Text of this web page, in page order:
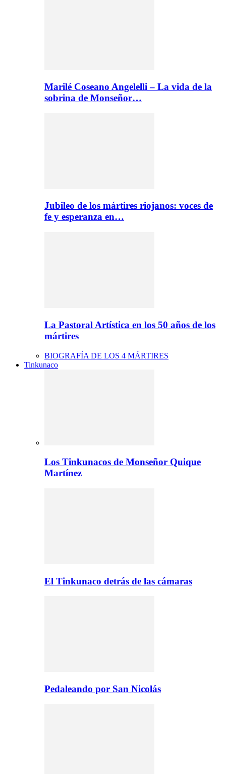
Marilé Coseano Angelelli – La vida de la
sobrina de Monseñor…
Jubileo de los mártires riojanos: voces de
fe y esperanza en…
La Pastoral Artística en los 50 años de los
mártires
BIOGRAFÍA DE LOS 4 MÁRTIRES
Tinkunaco
Los Tinkunacos de Monseñor Quique
Martínez
El Tinkunaco detrás de las cámaras
Pedaleando por San Nicolás